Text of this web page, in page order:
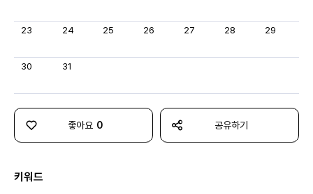
23 24 25 26 27 28 29
30 31
좋아요 0 공유하기
키워드